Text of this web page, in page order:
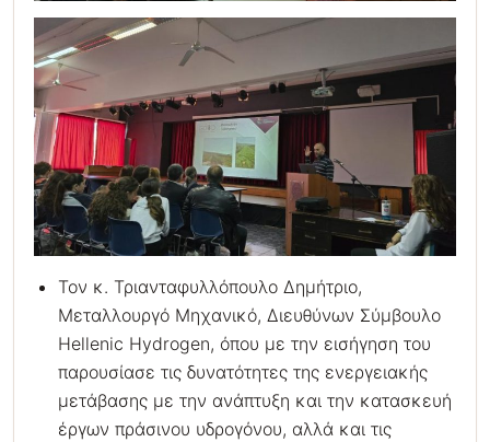
Τον κ. Τριανταφυλλόπουλο Δημήτριο,
Μεταλλουργό Μηχανικό, Διευθύνων Σύμβουλο
Hellenic Hydrogen, όπου με την εισήγηση του
παρουσίασε τις δυνατότητες της ενεργειακής
μετάβασης με την ανάπτυξη και την κατασκευή
έργων πράσινου υδρογόνου, αλλά και τις